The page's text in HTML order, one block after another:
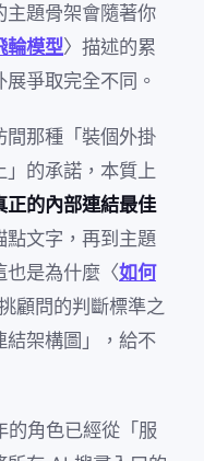
主題骨架會隨著你
輪模型〉描述的累
爭取完全不同。
間那種「裝個外掛
」的承諾，本質上
正的內部連結最佳
點文字，再到主題
也是為什麼〈如何
顧問的判斷標準之
結架構圖」，給不
角色已經從「服